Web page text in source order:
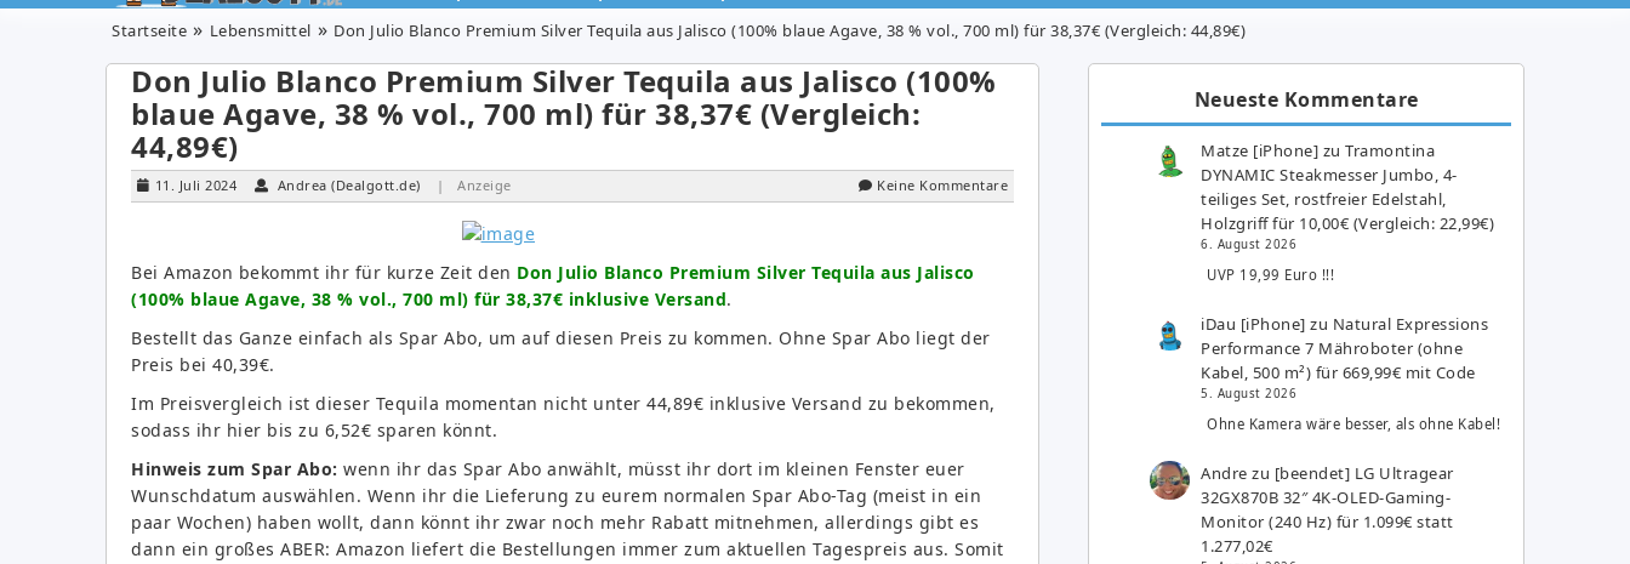
Startseite Lebensmittel Don Julio Blanco Premium Silver Tequila aus Jalisco (100% blaue Agave, 38 % vol., 700 ml) für 38,37€ (Vergleich: 44,89€)
Don Julio Blanco Premium Silver Tequila aus Jalisco (100%
blaue Agave, 38 % vol., 700 ml) für 38,37€ (Vergleich:
44,89€)
11. Juli 2024 Andrea (Dealgott.de) | Anzeige Keine Kommentare
Bei Amazon bekommt ihr für kurze Zeit den Don Julio Blanco Premium Silver Tequila aus Jalisco
(100% blaue Agave, 38 % vol., 700 ml) für 38,37€ inklusive Versand.
Bestellt das Ganze einfach als Spar Abo, um auf diesen Preis zu kommen. Ohne Spar Abo liegt der
Preis bei 40,39€.
Im Preisvergleich ist dieser Tequila momentan nicht unter 44,89€ inklusive Versand zu bekommen,
sodass ihr hier bis zu 6,52€ sparen könnt.
Hinweis zum Spar Abo: wenn ihr das Spar Abo anwählt, müsst ihr dort im kleinen Fenster euer
Wunschdatum auswählen. Wenn ihr die Lieferung zu eurem normalen Spar Abo-Tag (meist in ein
paar Wochen) haben wollt, dann könnt ihr zwar noch mehr Rabatt mitnehmen, allerdings gibt es
dann ein großes ABER: Amazon liefert die Bestellungen immer zum aktuellen Tagespreis aus. Somit
Neueste Kommentare
Matze [iPhone] zuTramontina
DYNAMIC Steakmesser Jumbo, 4-
teiliges Set, rostfreier Edelstahl,
Holzgriff für 10,00€ (Vergleich: 22,99€)
6. August 2026
UVP 19,99 Euro !!!
iDau [iPhone] zu Natural Expressions
Performance 7 Mähroboter (ohne
Kabel, 500 m²) für 669,99€ mit Code
5. August 2026
Ohne Kamera wäre besser, als ohne Kabel!
Andre zu [beendet] LG Ultragear
32GX870B 32″ 4K-OLED-Gaming-
Monitor (240 Hz) für 1.099€ statt
1.277,02€